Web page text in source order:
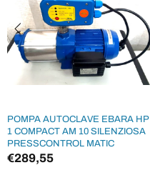
POMPA AUTOCLAVE EBARA HP
1 COMPACT AM 10 SILENZIOSA
PRESSCONTROL MATIC
€289,55